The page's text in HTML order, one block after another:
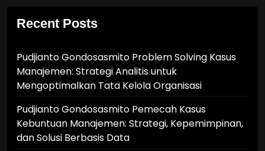
Recent Posts
Pudjianto Gondosasmito Problem Solving Kasus
Manajemen: Strategi Analitis untuk
Mengoptimalkan Tata Kelola Organisasi
Pudjianto Gondosasmito Pemecah Kasus
Kebuntuan Manajemen: Strategi, Kepemimpinan,
dan Solusi Berbasis Data